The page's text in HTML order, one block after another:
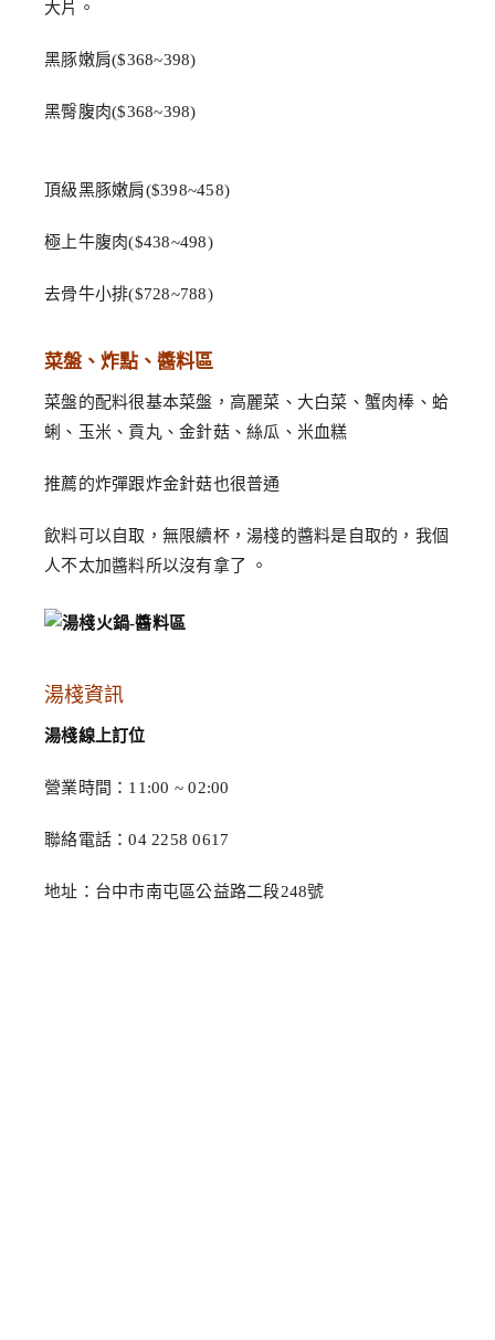
大片。
黑豚嫩肩($368~398)
黑臀腹肉($368~398)
頂級黑豚嫩肩($398~458)
極上牛腹肉($438~498)
去骨牛小排($728~788)
菜盤、炸點、醬料區
菜盤的配料很基本菜盤，高麗菜、大白菜、蟹肉棒、蛤
蜊、玉米、貢丸、金針菇、絲瓜、米血糕
推薦的炸彈跟炸金針菇也很普通
飲料可以自取，無限續杯，湯棧的醬料是自取的，我個
人不太加醬料所以沒有拿了 。
湯棧資訊
湯棧線上訂位
營業時間：11:00 ~ 02:00
聯絡電話：04 2258 0617
地址：台中市南屯區公益路二段248號